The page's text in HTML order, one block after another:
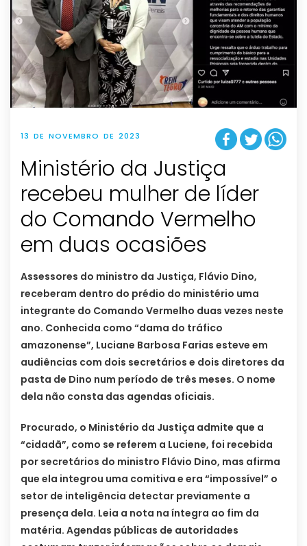
13 DE NOVEMBRO DE 2023
Ministério da Justiça
recebeu mulher de líder
do Comando Vermelho
em duas ocasiões
Assessores do ministro da Justiça, Flávio Dino,
receberam dentro do prédio do ministério uma
integrante do Comando Vermelho duas vezes neste
ano. Conhecida como “dama do tráfico
amazonense”, Luciane Barbosa Farias esteve em
audiências com dois secretários e dois diretores da
pasta de Dino num período de três meses. O nome
dela não consta das agendas oficiais.
Procurado, o Ministério da Justiça admite que a
“cidadã”, como se referem a Luciene, foi recebida
por secretários do ministro Flávio Dino, mas afirma
que ela integrou uma comitiva e era “impossível” o
setor de inteligência detectar previamente a
presença dela. Leia a nota na íntegra ao fim da
matéria. Agendas públicas de autoridades